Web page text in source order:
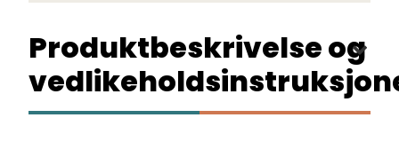
Produktbeskrivelse og